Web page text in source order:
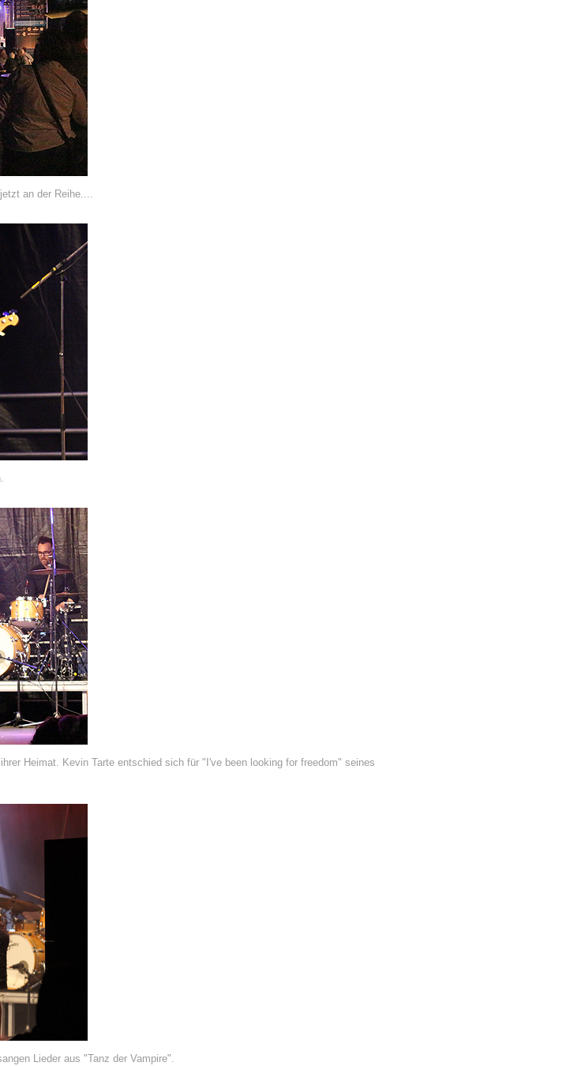
an der Reihe....
Heimat. Kevin Tarte entschied sich für "I've been looking for freedom" seines
Lieder aus "Tanz der Vampire".